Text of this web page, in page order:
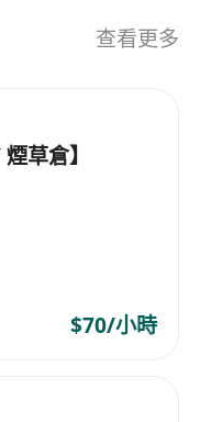
急事故，執行應變
事故分析報告及提
用電數據分析的運
文憑或副學士學
查看更多
草倉】
$70/小時